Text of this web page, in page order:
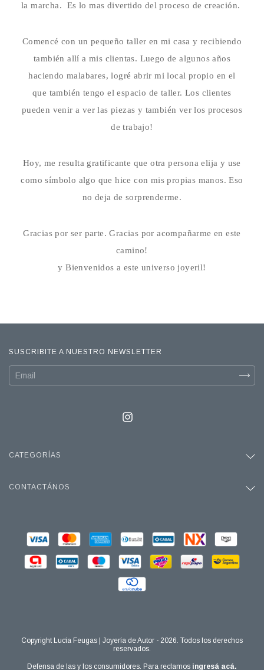
la marcha. Es lo mas divertido del proceso de creación.
Comencé con un pequeño taller en mi casa y recibiendo
también allí a mis clientas. Luego de algunos años
haciendo malabares, logré abrir mi local propio en el
que también tengo el espacio de taller. Los clientes
pueden venir a ver las piezas y también ver los procesos
de trabajo!
Hoy, me resulta gratificante que otra persona elija y use
como símbolo algo que hice con mis propias manos. Eso
no deja de sorprenderme.
Gracias por ser parte. Gracias por acompañarme en este
camino!
y Bienvenidos a este universo joyeril!
SUSCRIBITE A NUESTRO NEWSLETTER
CATEGORÍAS
CONTACTÁNOS
Copyright Lucía Feugas | Joyería de Autor - 2026. Todos los derechos
reservados.
Defensa de las y los consumidores. Para reclamos ingresá acá.